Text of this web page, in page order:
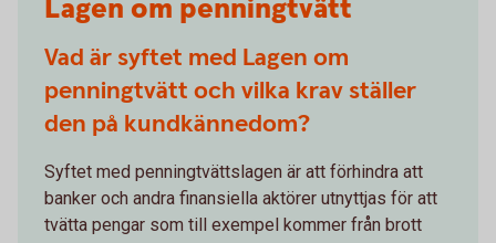
Lagen om penningtvätt
Vad är syftet med Lagen om
penningtvätt och vilka krav ställer
den på kundkännedom?
Syftet med penningtvättslagen är att förhindra att
banker och andra finansiella aktörer utnyttjas för att
tvätta pengar som till exempel kommer från brott